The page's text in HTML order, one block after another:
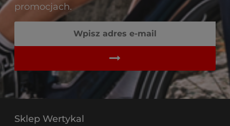
promocjach.
Sklep Wertykal